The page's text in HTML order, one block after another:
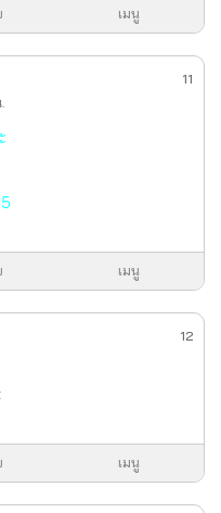
เมนู
11
เมนู
12
เมนู